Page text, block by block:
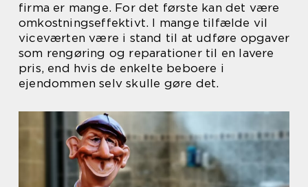
firma er mange. For det første kan det være
omkostningseffektivt. I mange tilfælde vil
viceværten være i stand til at udføre opgaver
som rengøring og reparationer til en lavere
pris, end hvis de enkelte beboere i
ejendommen selv skulle gøre det.